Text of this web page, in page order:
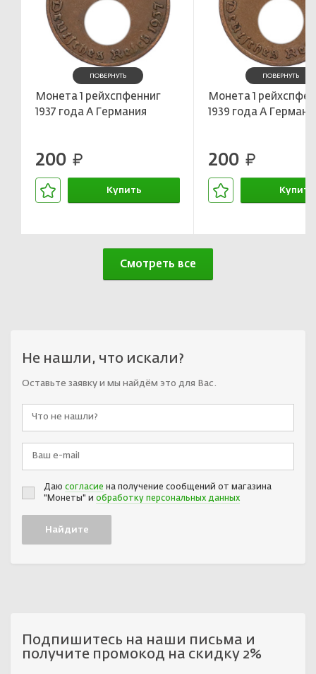
ПОВЕРНУТЬ
Монета 1 рейхспфенниг
1937 года A Германия
200 руб.
Купить
ПОВЕРНУТЬ
Монета 1
1939 года A
200 руб.
Купить
Смотреть все
Не нашли, что искали?
Оставьте заявку и мы найдём это для Вас.
Даю согласие на получение сообщений от магазина
"Монеты" и обработку персональных данных
Подпишитесь на наши письма и
получите промокод на скидку 2%